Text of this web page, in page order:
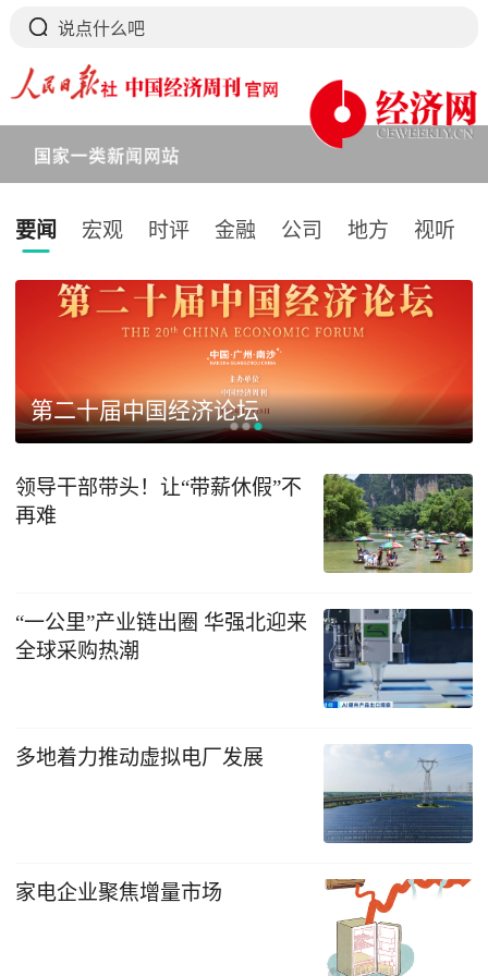
要闻 宏观 时评 金融 公司 地方 视听
下拉刷新
第二十届中国经济论坛
领导干部带头！让“带薪休假”不
再难
“一公里”产业链出圈 华强北迎来
全球采购热潮
多地着力推动虚拟电厂发展
家电企业聚焦增量市场